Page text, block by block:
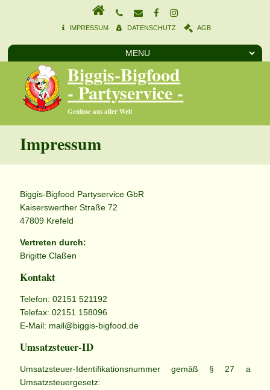
IMPRESSUM DATENSCHUTZ AGB
Biggis-Bigfood
- Partyservice -
Genüsse aus aller Welt
Impressum
Biggis-Bigfood Partyservice GbR
Kaiserswerther Straße 72
47809 Krefeld
Vertreten durch:
Brigitte Claßen
Kontakt
Telefon: 02151 521192
Telefax: 02151 158096
E-Mail: mail@biggis-bigfood.de
Umsatzsteuer-ID
Umsatzsteuer-Identifikationsnummer gemäß § 27 a
Umsatzsteuergesetz: